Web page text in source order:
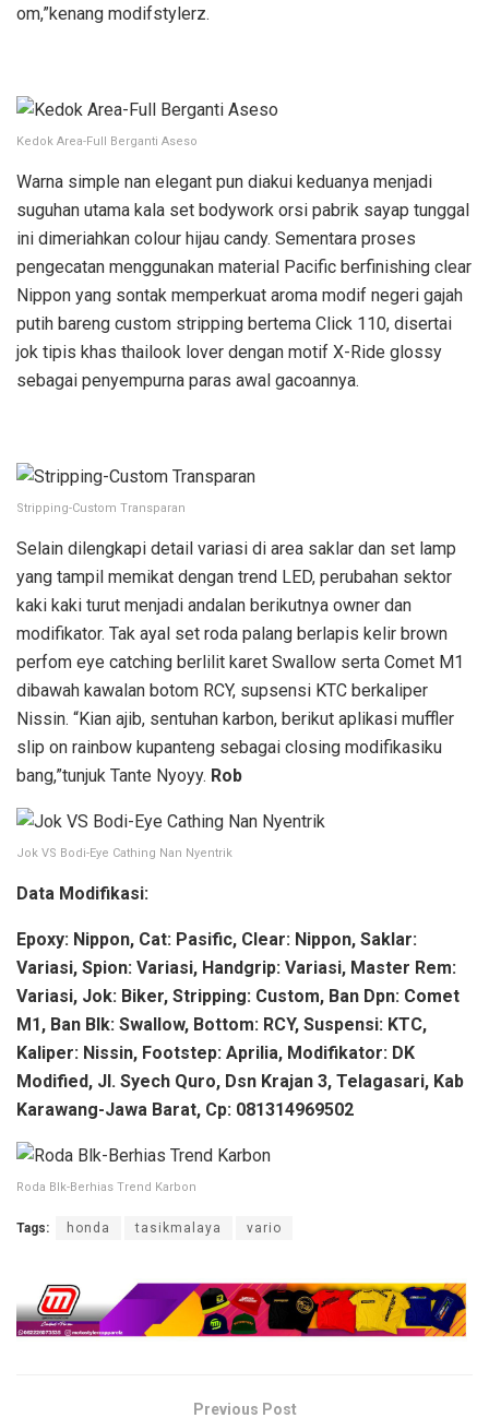
om,”kenang modifstylerz.
Kedok Area-Full Berganti Aseso
Warna simple nan elegant pun diakui keduanya menjadi
suguhan utama kala set bodywork orsi pabrik sayap tunggal
ini dimeriahkan colour hijau candy. Sementara proses
pengecatan menggunakan material Pacific berfinishing clear
Nippon yang sontak memperkuat aroma modif negeri gajah
putih bareng custom stripping bertema Click 110, disertai
jok tipis khas thailook lover dengan motif X-Ride glossy
sebagai penyempurna paras awal gacoannya.
Stripping-Custom Transparan
Selain dilengkapi detail variasi di area saklar dan set lamp
yang tampil memikat dengan trend LED, perubahan sektor
kaki kaki turut menjadi andalan berikutnya owner dan
modifikator. Tak ayal set roda palang berlapis kelir brown
perfom eye catching berlilit karet Swallow serta Comet M1
dibawah kawalan botom RCY, supsensi KTC berkaliper
Nissin. “Kian ajib, sentuhan karbon, berikut aplikasi muffler
slip on rainbow kupanteng sebagai closing modifikasiku
bang,”tunjuk Tante Nyoyy. Rob
Jok VS Bodi-Eye Cathing Nan Nyentrik
Data Modifikasi:
Epoxy: Nippon, Cat: Pasific, Clear: Nippon, Saklar:
Variasi, Spion: Variasi, Handgrip: Variasi, Master Rem:
Variasi, Jok: Biker, Stripping: Custom, Ban Dpn: Comet
M1, Ban Blk: Swallow, Bottom: RCY, Suspensi: KTC,
Kaliper: Nissin, Footstep: Aprilia, Modifikator: DK
Modified, Jl. Syech Quro, Dsn Krajan 3, Telagasari, Kab
Karawang-Jawa Barat, Cp: 081314969502
Roda Blk-Berhias Trend Karbon
Tags: honda tasikmalaya vario
Previous Post